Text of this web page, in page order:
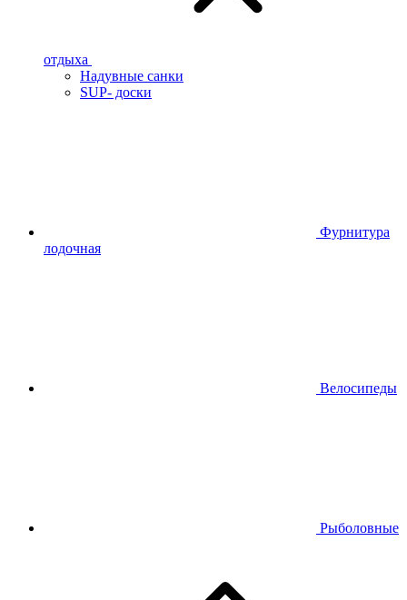
отдыха
Надувные санки
SUP- доски
Фурнитура
лодочная
Велосипеды
Рыболовные